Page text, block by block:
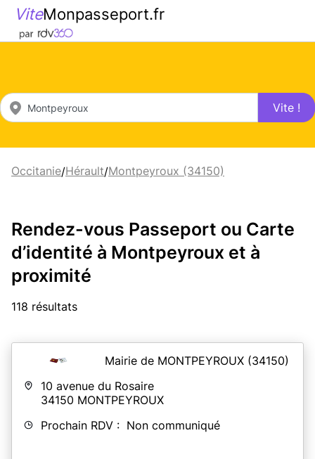
ViteMonpasseport.fr
Vite !
Occitanie/Hérault/Montpeyroux (34150)
Rendez-vous Passeport ou Carte
d’identité à Montpeyroux et à
proximité
118 résultats
Mairie de MONTPEYROUX (34150)
10 avenue du Rosaire
34150 MONTPEYROUX
Prochain RDV : Non communiqué